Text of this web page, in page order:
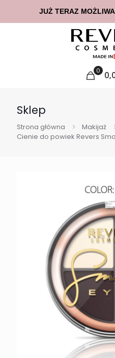
0
Sklep
Strona główna Makijaż
Cienie do powiek Revers
JUŻ TERAZ